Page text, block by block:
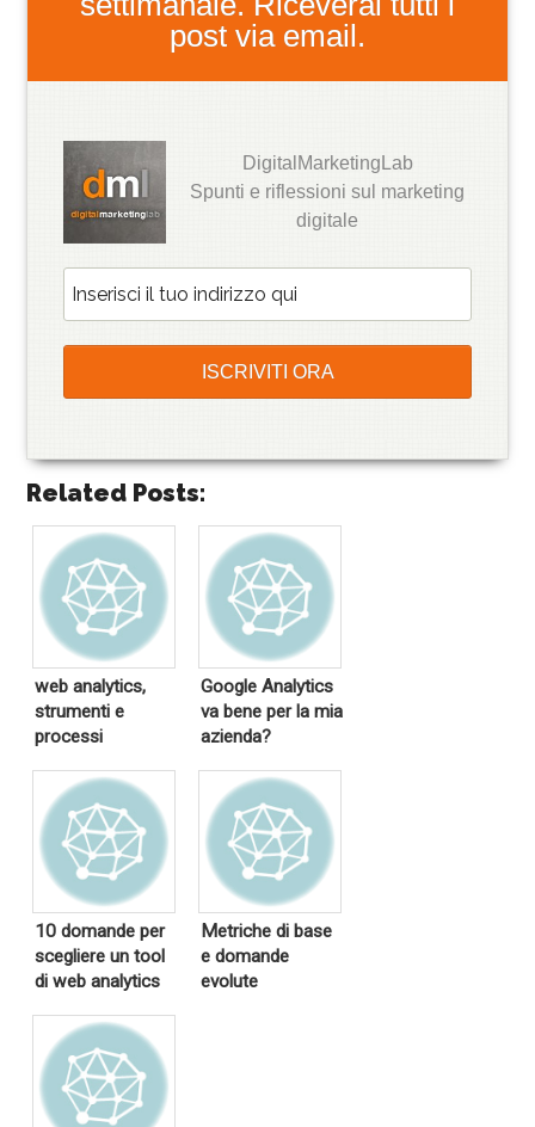
post via email.
DigitalMarketingLab
Spunti e riflessioni sul marketing
digitale
Related Posts:
web analytics,
strumenti e
processi
Google Analytics
va bene per la mia
azienda?
10 domande per
scegliere un tool
di web analytics
Metriche di base
e domande
evolute